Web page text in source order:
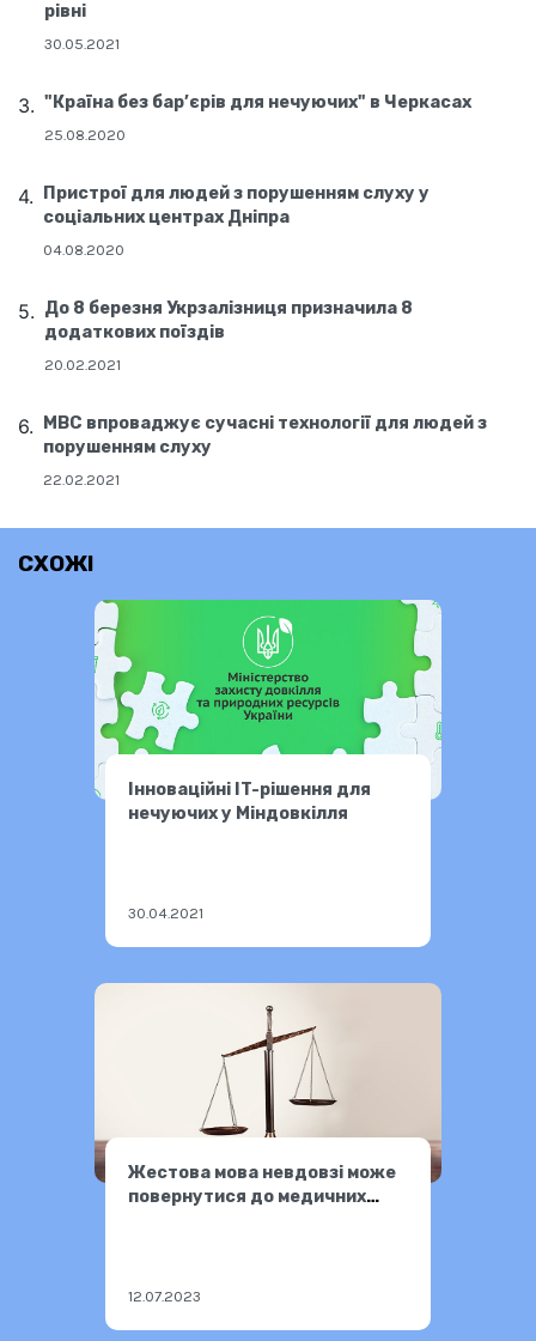
рівні
30.05.2021
"Країна без бар’єрів для нечуючих" в Черкасах
25.08.2020
Пристрої для людей з порушенням слуху у
соціальних центрах Дніпра
04.08.2020
До 8 березня Укрзалізниця призначила 8
додаткових поїздів
20.02.2021
МВС впроваджує сучасні технології для людей з
порушенням слуху
22.02.2021
СХОЖІ
Інноваційні IT-рішення для
нечуючих у Міндовкілля
30.04.2021
Жестова мова невдовзі може
повернутися до медичних
12.07.2023